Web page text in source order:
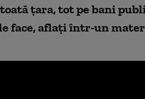
ţara, tot pe bani
face, aflaţi într-un